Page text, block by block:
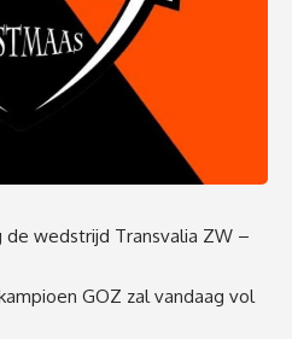
wedstrijd Transvalia ZW –
GOZ zal vandaag vol